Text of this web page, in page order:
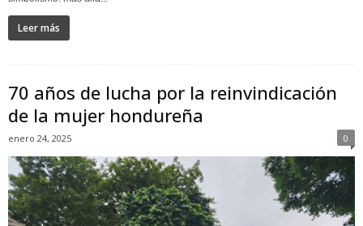
Leer más
70 años de lucha por la reinvindicación
de la mujer hondureña
enero 24, 2025 0